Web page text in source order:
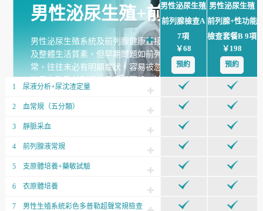
男性泌尿生殖+前列腺检查
男性泌尿生殖系統及前列腺健康直接影響排尿功能、生育能力
及整體生活質素，但早期問題如前列腺增生、炎症或精液異
常，往往未必有明顯症狀，容易被忽略。此檢查計劃針對男性
泌尿生殖及前列腺常見問題而設，特別適合有排尿困難、頻
尿、夜尿多、性功能下降或備孕需求的男性，同時亦建議40歲
或以上男性定期檢查，以透過血液檢測、前列腺超聲及泌尿生
殖功能評估，及早發現潛在問題，保障男性長期泌尿生殖健
康。
男性泌尿生殖
前列腺檢查A
7項
￥68
預約
男性泌尿生殖
前列腺+性功能
檢查套餐B 9項
￥198
預約
1 尿液分析+尿沈渣定量
2 血常規（五分類）
3 靜脈采血
4 前列腺液常規
5 支原體培養+藥敏試驗
6 衣原體培養
7 男性生殖系統彩色多普勒超聲常規檢查